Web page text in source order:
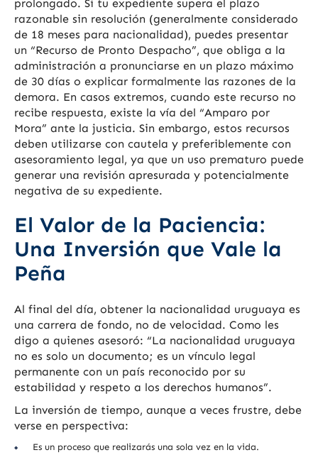
prolongado. Si tu expediente supera el plazo
razonable sin resolución (generalmente considerado
de 18 meses para nacionalidad), puedes presentar
un “Recurso de Pronto Despacho”, que obliga a la
administración a pronunciarse en un plazo máximo
de 30 días o explicar formalmente las razones de la
demora. En casos extremos, cuando este recurso no
recibe respuesta, existe la vía del “Amparo por
Mora” ante la justicia. Sin embargo, estos recursos
deben utilizarse con cautela y preferiblemente con
asesoramiento legal, ya que un uso prematuro puede
generar una revisión apresurada y potencialmente
negativa de su expediente.
El Valor de la Paciencia:
Una Inversión que Vale la
Peña
Al final del día, obtener la nacionalidad uruguaya es
una carrera de fondo, no de velocidad. Como les
digo a quienes asesoró: “La nacionalidad uruguaya
no es solo un documento; es un vínculo legal
permanente con un país reconocido por su
estabilidad y respeto a los derechos humanos”.
La inversión de tiempo, aunque a veces frustre, debe
verse en perspectiva:
Es un proceso que realizarás una sola vez en la vida.